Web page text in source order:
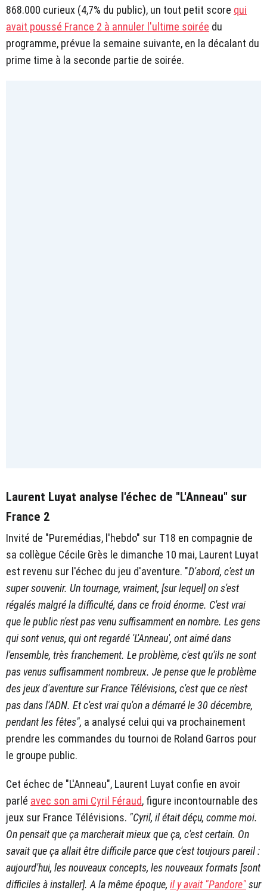
868.000 curieux (4,7% du public), un tout petit score qui
avait poussé France 2 à annuler l'ultime soirée du
programme, prévue la semaine suivante, en la décalant du
prime time à la seconde partie de soirée.
Laurent Luyat analyse l'échec de "L'Anneau" sur
France 2
Invité de "Puremédias, l'hebdo" sur T18 en compagnie de
sa collègue Cécile Grès le dimanche 10 mai, Laurent Luyat
est revenu sur l'échec du jeu d'aventure. "D'abord, c'est un
super souvenir. Un tournage, vraiment, [sur lequel] on s'est
régalés malgré la difficulté, dans ce froid énorme. C'est vrai
que le public n'est pas venu suffisamment en nombre. Les gens
qui sont venus, qui ont regardé 'L'Anneau', ont aimé dans
l'ensemble, très franchement. Le problème, c'est qu'ils ne sont
pas venus suffisamment nombreux. Je pense que le problème
des jeux d'aventure sur France Télévisions, c'est que ce n'est
pas dans l'ADN. Et c'est vrai qu'on a démarré le 30 décembre,
pendant les fêtes", a analysé celui qui va prochainement
prendre les commandes du tournoi de Roland Garros pour
le groupe public.
Cet échec de "L'Anneau", Laurent Luyat confie en avoir
parlé avec son ami Cyril Féraud, figure incontournable des
jeux sur France Télévisions. "Cyril, il était déçu, comme moi.
On pensait que ça marcherait mieux que ça, c'est certain. On
savait que ça allait être difficile parce que c'est toujours pareil :
aujourd'hui, les nouveaux concepts, les nouveaux formats [sont
difficiles à installer]. A la même époque, il y avait "Pandore"sur